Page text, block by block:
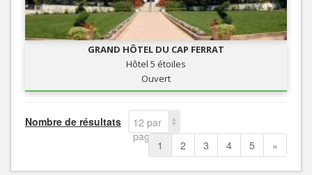
GRAND HÔTEL DU CAP FERRAT
Hôtel 5 étoiles
Ouvert
Nombre de résultats
12 par
page
1 2 3 4 5 »